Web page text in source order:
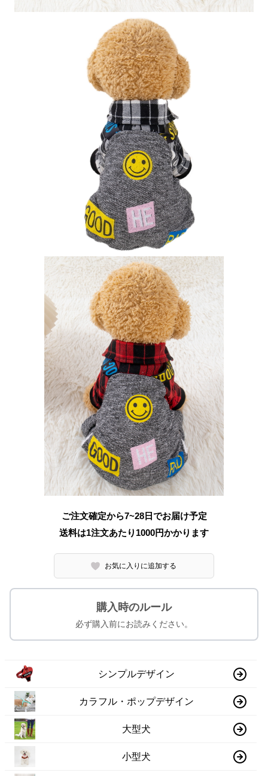
ご注文確定から7~28日でお届け予定
送料は1注文あたり 1000円かかります
お気に入りに追加する
購入時のルール
必ず購入前にお読みください。
シンプルデザイン
カラフル・ポップデザイン
大型犬
小型犬